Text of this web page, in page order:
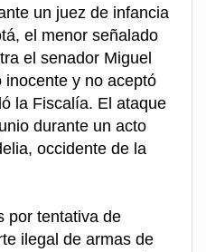
un juez de infancia
el menor señalado
el senador Miguel
inocente y no aceptó
la Fiscalía. El ataque
durante un acto
occidente de la
por tentativa de
ilegal de armas de